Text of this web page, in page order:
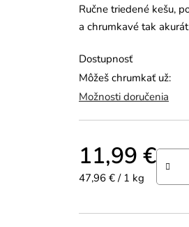
0,0
z
hviezdičiek.
Ručne triedené kešu,
a chrumkavé tak
Dostupnosť
Môžeš chrumkať už:
Možnosti doručenia
11,99 €
Jednotková cena:
47,96 € / 1 kg